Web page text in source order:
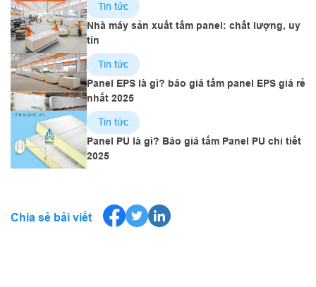
Tin tức
Nhà máy sản xuất tấm panel: chất lượng, uy
tín
Tin tức
Panel EPS là gì? báo giá tấm panel EPS giá rẻ
nhất 2025
Tin tức
Panel PU là gì? Báo giá tấm Panel PU chi tiết
2025
Chia sẻ bải viết